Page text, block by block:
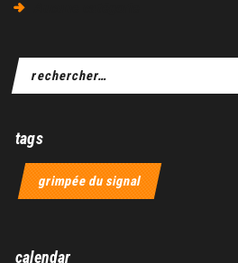
tags
grimpée du signal
calendar